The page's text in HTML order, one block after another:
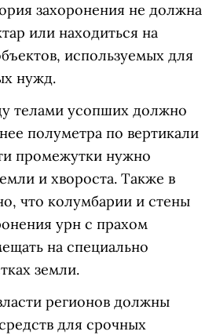
захоронения не должна
или находиться на
используемых для
нужд.
телами усопших должно
полуметра по вертикали
промежутки нужно
и хвороста. Также в
что колумбарии и стены
урн с прахом
на специально
земли.
регионов должны
для срочных